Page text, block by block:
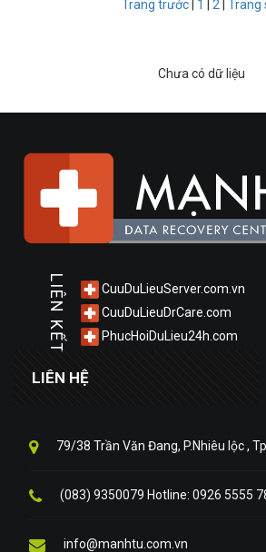
Trang trước 1 2 Trang
Chưa có dữ liệu
LIÊN KẾT
CuuDuLieuServer.com.vn
CuuDuLieuDrCare.com
PhucHoiDuLieu24h.com
LIÊN HỆ
79/38 Trần Văn Đang, P.Nhiêu lộc ,
(083) 9350079 Hotline: 0926 5555
info@manhtu.com.vn